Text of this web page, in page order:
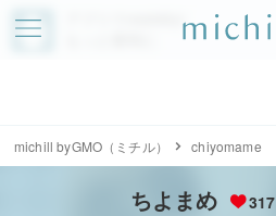
アプリでmichillが
michill byGMO（ミチル） chiyomame
ちよまめ 317